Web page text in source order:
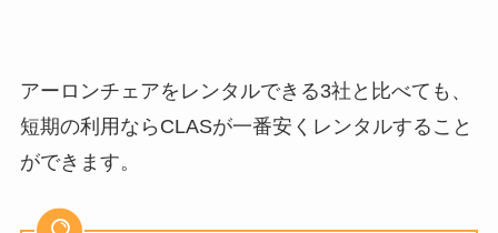
アーロンチェアをレンタルできる3社と比べても、
短期の利用ならCLASが一番安くレンタルすること
ができます。